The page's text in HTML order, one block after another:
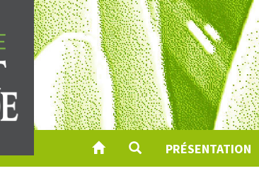
PRÉSENTATION